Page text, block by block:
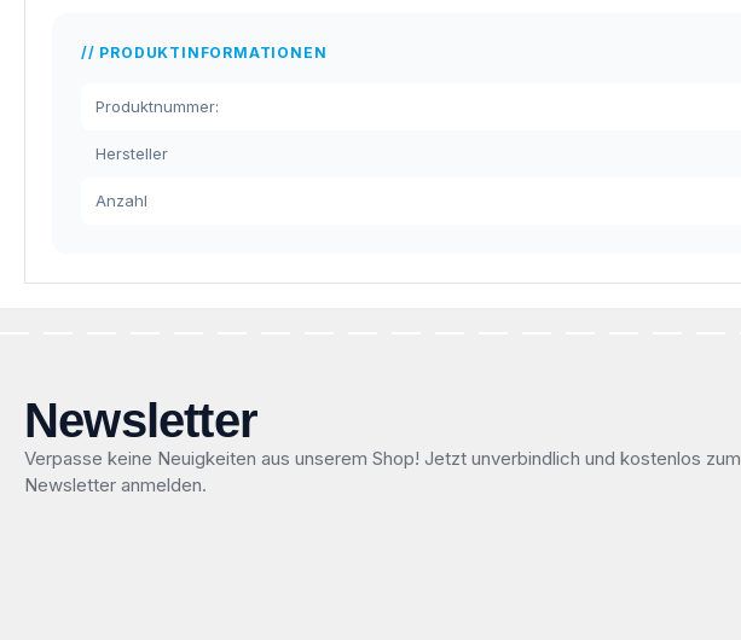
PRODUKTINFORMATIONEN
Produktnummer:
Hersteller
Anzahl
Newsletter
Verpasse keine Neuigkeiten aus unserem Shop! Jetzt unverbindlich und kostenlos zum
Newsletter anmelden.